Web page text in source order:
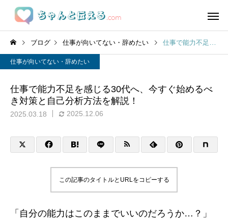
ブログ 仕事が向いてない・辞めたい 仕事で能力不足を感じる30代へ、今すぐ始めるべき対策と自己分析方法を解説！
仕事が向いてない・辞めたい
仕事で能力不足を感じる30代へ、今すぐ始めるべ
き対策と自己分析方法を解説！
2025.03.18 2025.12.06
この記事のタイトルとURLをコピーする
「自分の能力はこのままでいいのだろうか…？」